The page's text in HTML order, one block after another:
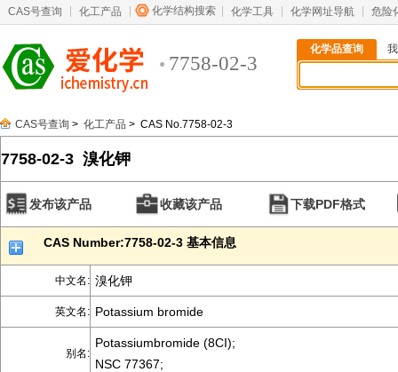
CAS号查询 化工产品 化学结构搜索 化学工具 化学网址导航 危险
7758-02-3
化学品查询
CAS号查询 > 化工产品 > CAS No.7758-02-3
7758-02-3 溴化钾
发布该产品 收藏该产品 下载PDF格式
CAS Number:7758-02-3 基本信息
中文名: 溴化钾
英文名: Potassium bromide
别名:
Potassiumbromide (8CI);
NSC 77367;